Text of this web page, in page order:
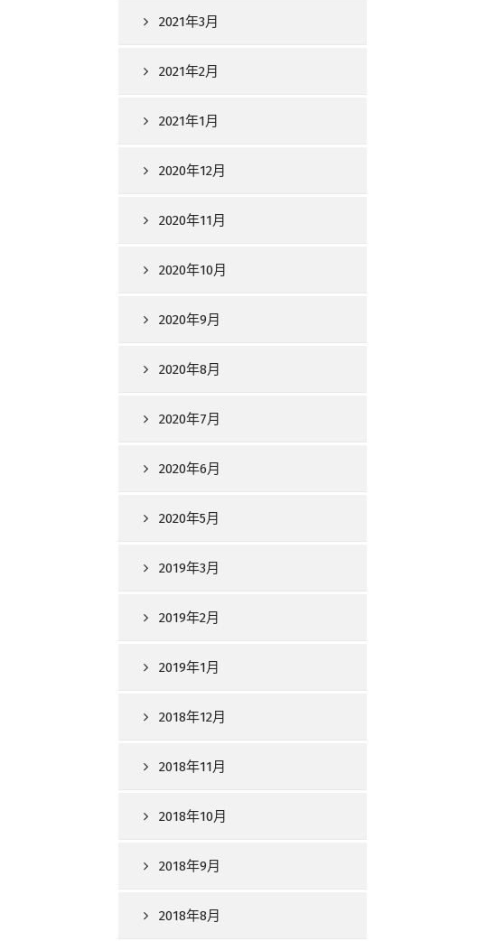
2021年3月
2021年2月
2021年1月
2020年12月
2020年11月
2020年10月
2020年9月
2020年8月
2020年7月
2020年6月
2020年5月
2019年3月
2019年2月
2019年1月
2018年12月
2018年11月
2018年10月
2018年9月
2018年8月